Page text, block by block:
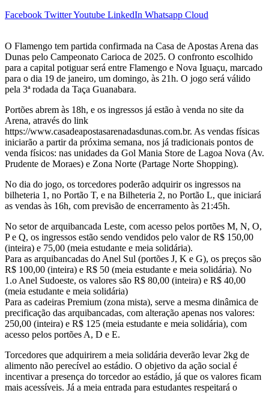
Facebook TwitterYoutube LinkedIn Whatsapp Cloud
O Flamengo tem partida confirmada na Casa de Apostas Arena das
Dunas pelo Campeonato Carioca de 2025. O confronto escolhido
para a capital potiguar será entre Flamengo e Nova Iguaçu, marcado
para o dia 19 de janeiro, um domingo, às 21h. O jogo será válido
pela 3ª rodada da Taça Guanabara.
Portões abrem às 18h, e os ingressos já estão à venda no site da
Arena, através do link
https://www.casadeapostasarenadasdunas.com.br. As vendas físicas
iniciarão a partir da próxima semana, nos já tradicionais pontos de
venda físicos: nas unidades da Gol Mania Store de Lagoa Nova (Av.
Prudente de Moraes) e Zona Norte (Partage Norte Shopping).
No dia do jogo, os torcedores poderão adquirir os ingressos na
bilheteria 1, no Portão T, e na Bilheteria 2, no Portão L, que iniciará
as vendas às 16h, com previsão de encerramento às 21:45h.
No setor de arquibancada Leste, com acesso pelos portões M, N, O,
P e Q, os ingressos estão sendo vendidos pelo valor de R$ 150,00
(inteira) e 75,00 (meia estudante e meia solidária).
Para as arquibancadas do Anel Sul (portões J, K e G), os preços são
R$ 100,00 (inteira) e R$ 50 (meia estudante e meia solidária). No
1.o Anel Sudoeste, os valores são R$ 80,00 (inteira) e R$ 40,00
(meia estudante e meia solidária)
Para as cadeiras Premium (zona mista), serve a mesma dinâmica de
precificação das arquibancadas, com alteração apenas nos valores:
250,00 (inteira) e R$ 125 (meia estudante e meia solidária), com
acesso pelos portões A, D e E.
Torcedores que adquirirem a meia solidária deverão levar 2kg de
alimento não perecível ao estádio. O objetivo da ação social é
incentivar a presença do torcedor ao estádio, já que os valores ficam
mais acessíveis. Já a meia entrada para estudantes respeitará o